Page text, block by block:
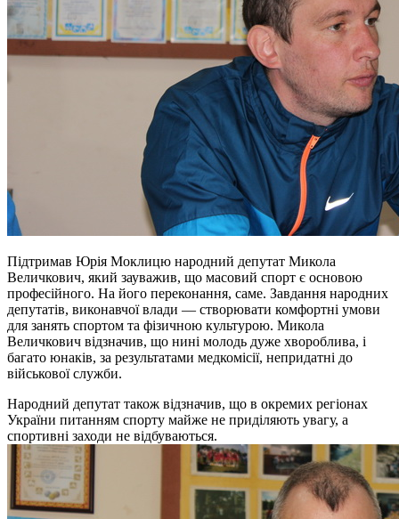
Підтримав Юрія Моклицю народний депутат Микола
Величкович, який зауважив, що масовий спорт є основою
професійного. На його переконання, саме. Завдання народних
депутатів, виконавчої влади — створювати комфортні умови
для занять спортом та фізичною культурою. Микола
Величкович відзначив, що нині молодь дуже хвороблива, і
багато юнаків, за результатами медкомісії, непридатні до
військової служби.
Народний депутат також відзначив, що в окремих регіонах
України питанням спорту майже не приділяють увагу, а
спортивні заходи не відбуваються.